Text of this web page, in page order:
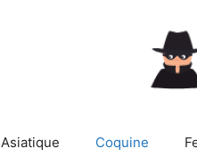
Asiatique Coquine